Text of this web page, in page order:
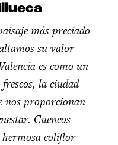
más preciado
su valor
es como un
la ciudad
nos proporcionan
Cuencos
hermosa coliflor